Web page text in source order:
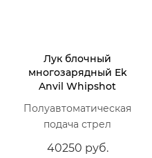
Лук блочный
многозарядный Ek
Anvil Whipshot
Полуавтоматическая
подача стрел
40250 руб.